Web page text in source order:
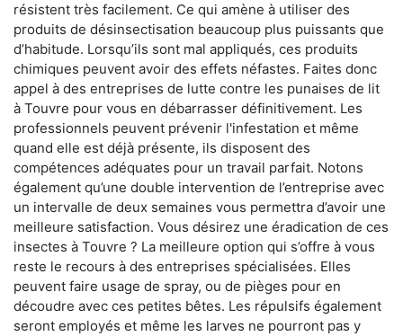
résistent très facilement. Ce qui amène à utiliser des
produits de désinsectisation beaucoup plus puissants que
d’habitude. Lorsqu’ils sont mal appliqués, ces produits
chimiques peuvent avoir des effets néfastes. Faites donc
appel à des entreprises de lutte contre les punaises de lit
à Touvre pour vous en débarrasser définitivement. Les
professionnels peuvent prévenir l'infestation et même
quand elle est déjà présente, ils disposent des
compétences adéquates pour un travail parfait. Notons
également qu’une double intervention de l’entreprise avec
un intervalle de deux semaines vous permettra d’avoir une
meilleure satisfaction. Vous désirez une éradication de ces
insectes à Touvre ? La meilleure option qui s’offre à vous
reste le recours à des entreprises spécialisées. Elles
peuvent faire usage de spray, ou de pièges pour en
découdre avec ces petites bêtes. Les répulsifs également
seront employés et même les larves ne pourront pas y